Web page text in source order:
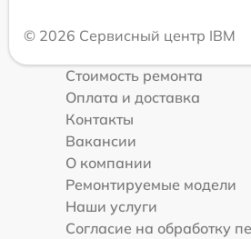
© 2026 Сервисный центр IBM
Стоимость ремонта
Оплата и доставка
Контакты
Вакансии
О компании
Ремонтируемые модели
Наши услуги
Согласие на обработку